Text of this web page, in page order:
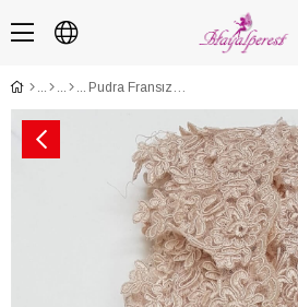
Pudra Fransız Güpür Kenar Dantel